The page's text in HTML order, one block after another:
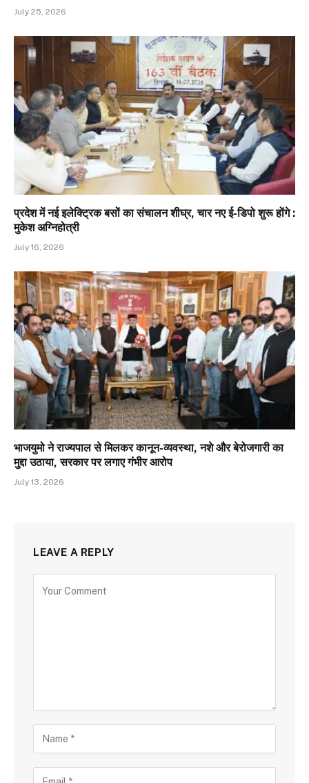
July 25, 2026
प्रदेश में नई इलेक्ट्रिक बसों का संचालन शीघ्र, चार नए ई-डिपो शुरू होंगे :
मुकेश अग्निहोत्री
July 16, 2026
भाजयुमो ने राज्यपाल से मिलकर कानून-व्यवस्था, नशे और बेरोजगारी का
मुद्दा उठाया, सरकार पर लगाए गंभीर आरोप
July 13, 2026
LEAVE A REPLY